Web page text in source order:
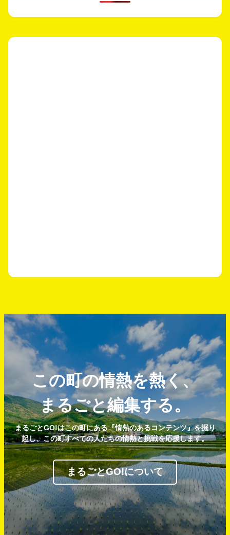
この町の情熱を熱く、
まるごと編集する。
まるごとGO!はこの町にある『情熱のあるコンテンツ』を掘り
起し、この町すべての人たちの情熱と挑戦を応援します。
まるごとGO!について